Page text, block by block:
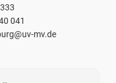
041
mv.de